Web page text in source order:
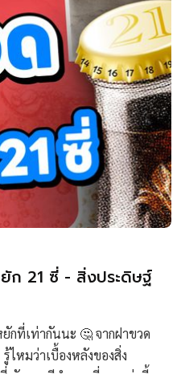
ก 21 ซี่ - สิ่งประดิษฐ์
กที่เท่ากันนะ 🤔 จากฝาขวด
ไหมว่าเบื้องหลังของสิ่ง